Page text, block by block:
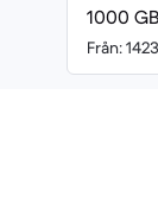
1000 GB
Från: